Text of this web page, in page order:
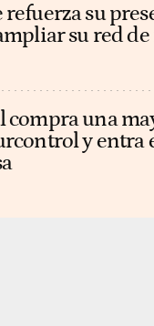
su
su red
compra una
y entra